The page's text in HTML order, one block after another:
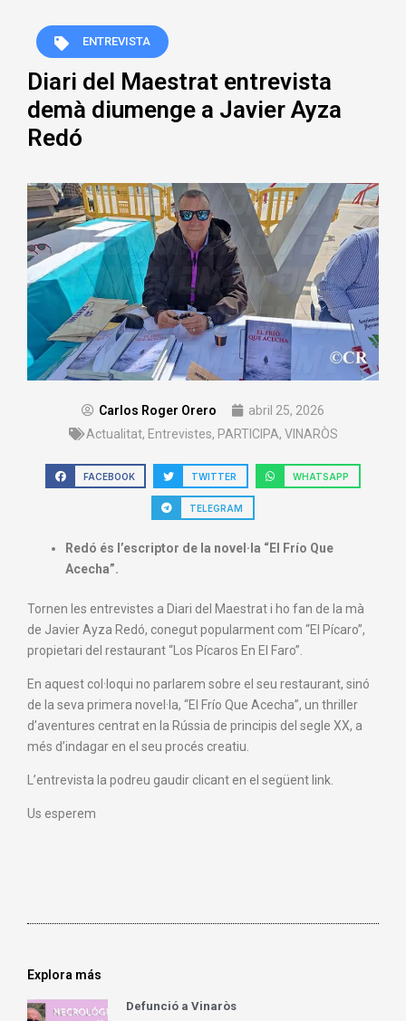
ENTREVISTA
Diari del Maestrat entrevista
demà diumenge a Javier Ayza
Redó
Carlos Roger Orero
abril 25, 2026
Actualitat, Entrevistes, PARTICIPA, VINARÒS
FACEBOOK TWITTER WHATSAPP
TELEGRAM
Redó és l’escriptor de la novel·la “El Frío Que
Acecha”.
Tornen les entrevistes a Diari del Maestrat i ho fan de la mà
de Javier Ayza Redó, conegut popularment com “El Pícaro”,
propietari del restaurant “Los Pícaros En El Faro”.
En aquest col·loqui no parlarem sobre el seu restaurant, sinó
de la seva primera novel·la, “El Frío Que Acecha”, un thriller
d’aventures centrat en la Rússia de principis del segle XX, a
més d’indagar en el seu procés creatiu.
L’entrevista la podreu gaudir clicant en el següent link.
Us esperem
Explora más
Defunció a Vinaròs